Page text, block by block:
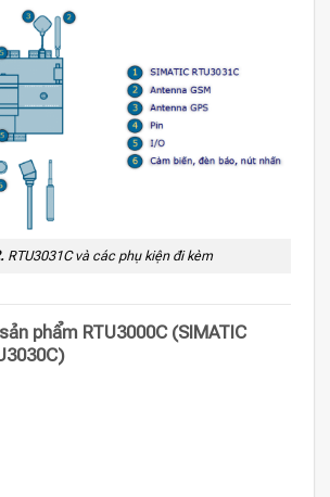
RTU3031C và các phụ kiện đi kèm
phẩm RTU3000C (SIMATIC